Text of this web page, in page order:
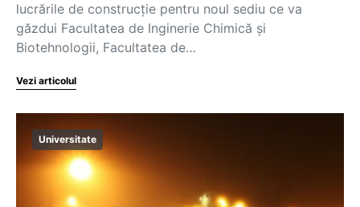
lucrările de construcție pentru noul sediu ce va
găzdui Facultatea de Inginerie Chimică și
Biotehnologii, Facultatea de…
Vezi articolul
Universitate